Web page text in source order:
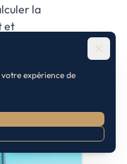
Prendre RDV
la
et
expérience de